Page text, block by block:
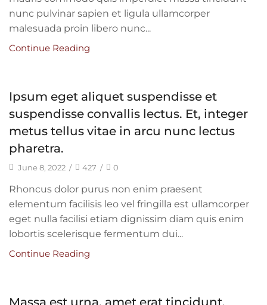
nunc pulvinar sapien et ligula ullamcorper
malesuada proin libero nunc...
Continue Reading
Ipsum eget aliquet suspendisse et
suspendisse convallis lectus. Et, integer
metus tellus vitae in arcu nunc lectus
pharetra.
June 8, 2022 / 427 / 0
Rhoncus dolor purus non enim praesent
elementum facilisis leo vel fringilla est ullamcorper
eget nulla facilisi etiam dignissim diam quis enim
lobortis scelerisque fermentum dui...
Continue Reading
Massa est urna, amet erat tincidunt.